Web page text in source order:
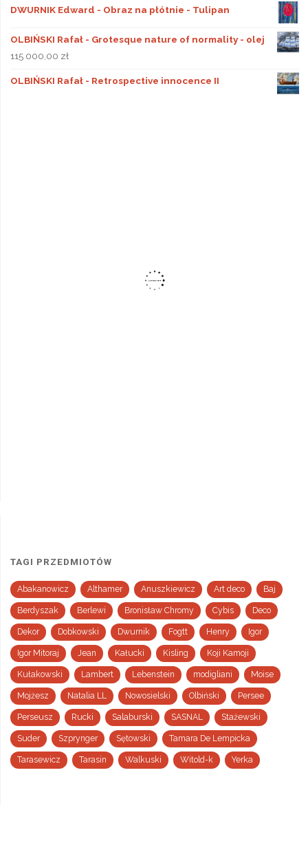
DWURNIK Edward - Obraz na płótnie - Tulipan
OLBIŃSKI Rafał - Grotesque nature of normality - olej
115 000,00 zł
OLBIŃSKI Rafał - Retrospective innocence II
TAGI PRZEDMIOTÓW
Abakanowicz Althamer Anuszkiewicz Art deco Baj
Berdyszak Berlewi Bronisław Chromy Cybis Deco
Dekor Dobkowski Dwurnik Fogtt Henry Igor
Igor Mitoraj Jean Kałucki Kisling Koji Kamoji
Kułakowski Lambert Lebenstein modigliani Moise
Mojżesz Natalia LL Nowosielski Olbiński Persee
Perseusz Rucki Salaburski SASNAL Stażewski
Suder Szprynger Sętowski Tamara De Lempicka
Tarasewicz Tarasin Walkuski Witold-k Yerka